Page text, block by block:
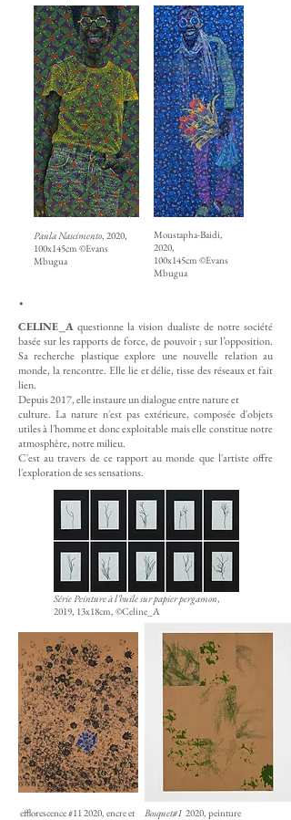
Moustapha-Baidi,
2020,
100x145cm ©Evans
Mbugua
Paula Nascimento, 2020,
100x145cm ©Evans
Mbugua
.
CELINE_A questionne la vision dualiste de notre société
basée sur les rapports de force, de pouvoir ; sur l’opposition.
Sa recherche plastique explore une nouvelle relation au
monde, la rencontre. Elle lie et délie, tisse des réseaux et fait
lien.
Depuis 2017, elle instaure un dialogue entre nature et
culture. La nature n'est pas extérieure, composée d'objets
utiles à l'homme et donc exploitable mais elle constitue notre
atmosphère, notre milieu.
C'est au travers de ce rapport au monde que l'artiste offre
l'exploration de ses sensations.
Série Peinture à l'huile sur papier pergamon,
2019, 13x18cm, ©Celine_A
efflorescence #11 2020, encre et
Bosquet#1 2020, peinture